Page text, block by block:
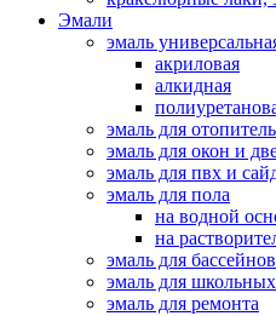
Эмали
эмаль
акриловая
алкидная
эмаль для
эмаль для окон и
эмаль для пвх и
эмаль для пола
на водной
на
эмаль для
эмаль для
эмаль для ремонта